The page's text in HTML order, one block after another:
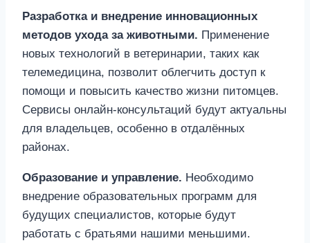
Разработка и внедрение инновационных
методов ухода за животными. Применение
новых технологий в ветеринарии, таких как
телемедицина, позволит облегчить доступ к
помощи и повысить качество жизни питомцев.
Сервисы онлайн-консультаций будут актуальны
для владельцев, особенно в отдалённых
районах.
Образование и управление. Необходимо
внедрение образовательных программ для
будущих специалистов, которые будут
работать с братьями нашими меньшими.